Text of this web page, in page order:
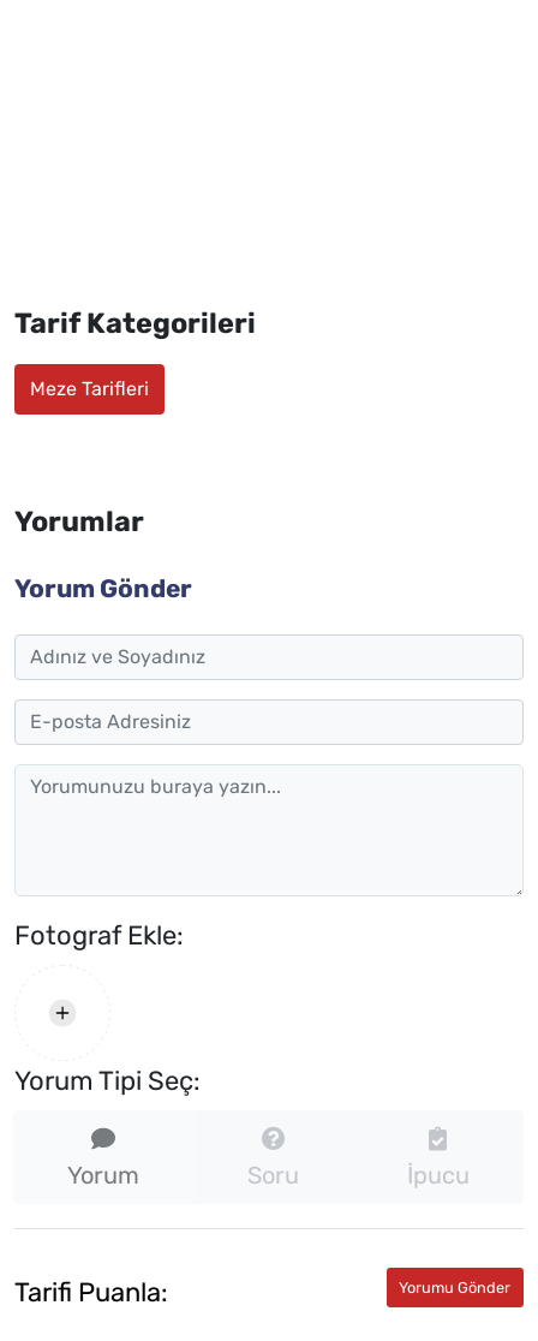
Tarif Kategorileri
Meze Tarifleri
Yorumlar
Yorum Gönder
Fotograf Ekle:
Yorum Tipi Seç:
Yorum Soru İpucu
Tarifi Puanla: